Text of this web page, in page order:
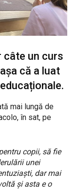
câte un curs
că a luat
mai lungă de
în sat, pe
copii, să fie
unei
dar mai
și asta e o